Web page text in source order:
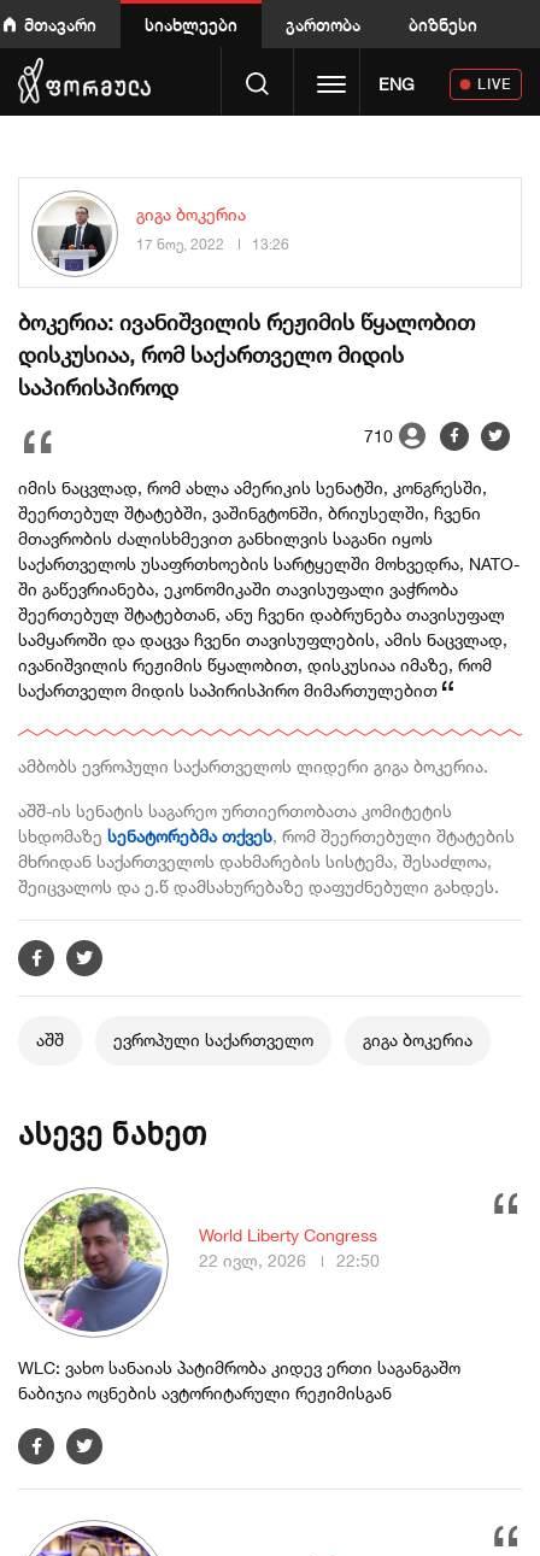
მთავარი სიახლეები გართობა ბიზნესი
Toggle navigation
ENG LIVE
გიგა ბოკერია
17 ნოე, 2022 13:26
ბოკერია: ივანიშვილის რეჟიმის წყალობით
დისკუსიაა, რომ საქართველო მიდის
საპირისპიროდ
710
იმის ნაცვლად, რომ ახლა ამერიკის სენატში, კონგრესში,
შეერთებულ შტატებში, ვაშინგტონში, ბრიუსელში, ჩვენი
მთავრობის ძალისხმევით განხილვის საგანი იყოს
საქართველოს უსაფრთხოების სარტყელში მოხვედრა, NATO-
ში გაწევრიანება, ეკონომიკაში თავისუფალი ვაჭრობა
შეერთებულ შტატებთან, ანუ ჩვენი დაბრუნება თავისუფალ
სამყაროში და დაცვა ჩვენი თავისუფლების, ამის ნაცვლად,
ივანიშვილის რეჟიმის წყალობით, დისკუსიაა იმაზე, რომ
საქართველო მიდის საპირისპირო მიმართულებით
ამბობს ევროპული საქართველოს ლიდერი გიგა ბოკერია.
აშშ-ის სენატის საგარეო ურთიერთობათა კომიტეტის
სხდომაზე სენატორებმა თქვეს, რომ შეერთებული შტატების
მხრიდან საქართველოს დახმარების სისტემა, შესაძლოა,
შეიცვალოს და ე.წ დამსახურებაზე დაფუძნებული გახდეს.
აშშ ევროპული საქართველო გიგა ბოკერია
ასევე ნახეთ
WLC: ვახო სანაიას პატიმრობა კიდევ ერთი საგანგაშო
ნაბიჯია ოცნების ავტორიტარული რეჟიმისგან
World Liberty Congress
22 ივლ, 2026
22:50